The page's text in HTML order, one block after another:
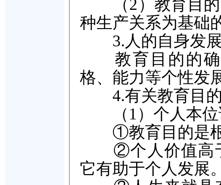
（2）教育目的
种生产关系为基础
3.人的自身发
教育目的的确
格、能力等个性发
4.有关教育目的
（1）个人本位
①教育目的是根
②个人价值高于
它有助于个人发展